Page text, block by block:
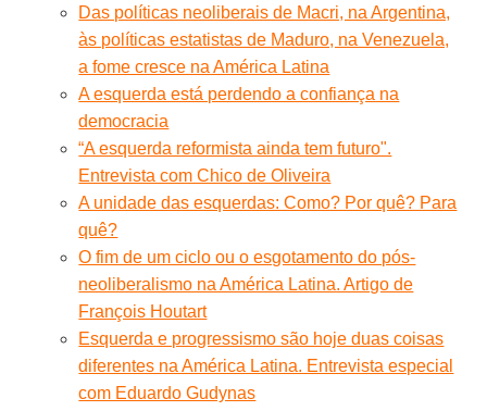
Das políticas neoliberais de Macri, na Argentina,
às políticas estatistas de Maduro, na Venezuela,
a fome cresce na América Latina
A esquerda está perdendo a confiança na
democracia
“A esquerda reformista ainda tem futuro".
Entrevista com Chico de Oliveira
A unidade das esquerdas: Como? Por quê? Para
quê?
O fim de um ciclo ou o esgotamento do pós-
neoliberalismo na América Latina. Artigo de
François Houtart
Esquerda e progressismo são hoje duas coisas
diferentes na América Latina. Entrevista especial
com Eduardo Gudynas